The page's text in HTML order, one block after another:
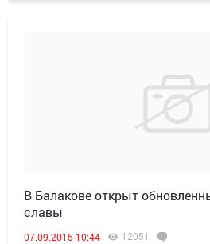
В Балакове открыт
славы
07.09.2015 10:44 12051